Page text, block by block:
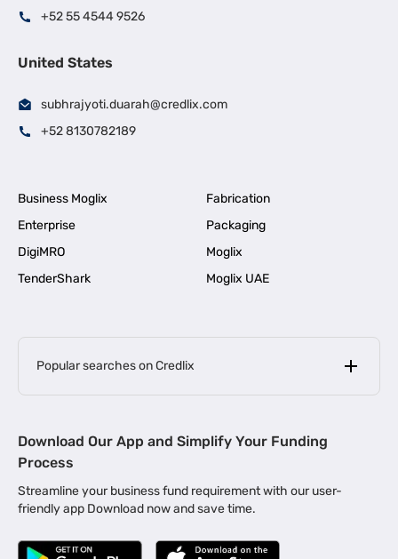
+52 55 4544 9526
United States
subhrajyoti.duarah@credlix.com
+52 8130782189
Business Moglix
Fabrication
Enterprise
Packaging
DigiMRO
Moglix
TenderShark
Moglix UAE
Popular searches on Credlix
MSME Loan for Startups |
Business Loan in Kerala | Business Loan in Bengaluru |
Business Loan for Manufacturers | Business Loan in Delhi
Download Our App and Simplify Your Funding
Process
Streamline your business fund requirement with our user-
friendly app Download now and save time.